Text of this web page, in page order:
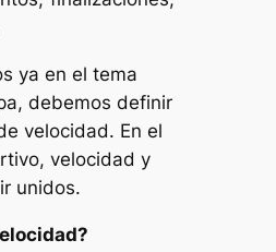
ya en el tema
debemos definir
velocidad. En el
velocidad y
unidos.